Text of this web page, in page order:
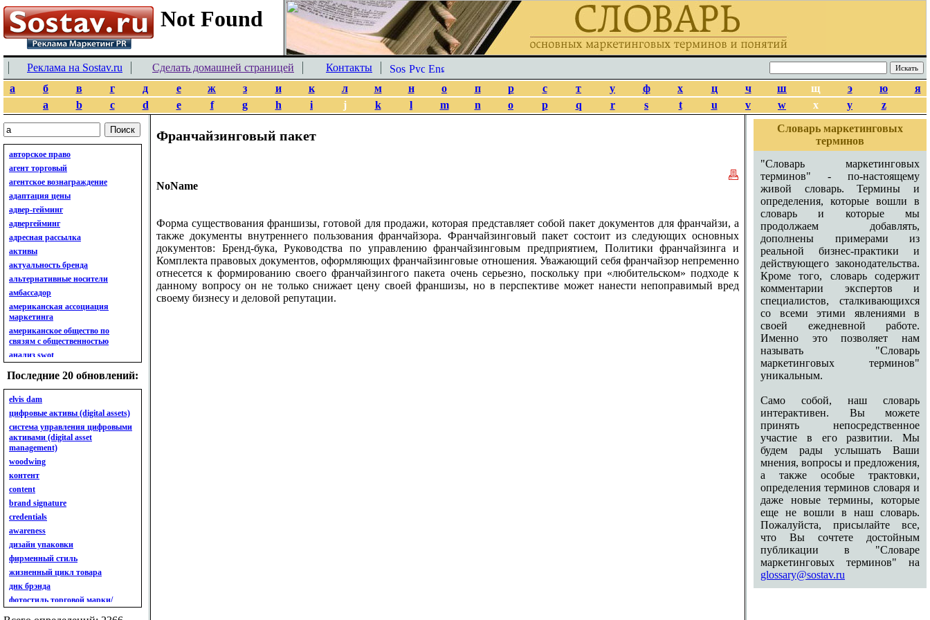
Реклама на Sostav.ru Сделать домашней страницей
Контакты
а
б в г д е ж з и к л м н о п р с т у ф х ц ч ш щ э ю
я
a
b c d e f g h i j k l m n o p q r s t u v w x y z
авторское право
агент торговый
агентское вознаграждение
адаптация цены
адвер-гейминг
адвергейминг
адресная рассылка
активы
актуальность бренда
альтернативные носители
амбассадор
американская ассоциация
маркетинга
американское общество по
связям с общественностью
анализ swot
анализ бизнес-портфеля
анализ имиджа
анализ кластерный
анализ конкурентов
анализ кросс-культурных
особенностей
анализ мак кинси «7s»
анализ макросистемы
анализ маркетинговый
анализ рынка
анализ ситуационный
анализ экспертный
индивидуальный
анкета
ассортимент
ассортимент товарный.
планирование товарного
ассортимента
ассортимент. глубина
Последние 20 обновлений:
elvis dam
цифровые активы (digital assets)
система управления цифровыми
активами (digital asset
management)
woodwing
контент
content
brand signature
credentials
awareness
дизайн упаковки
фирменный стиль
жизненный цикл товара
днк брэнда
фотостиль торговой марки/
линейки продукции
Франчайзинговый пакет
NoName
Форма существования франшизы, готовой для продажи, которая представляет собой пакет документов для франчайзи, а
также документы внутреннего пользования франчайзора. Франчайзинговый пакет состоит из следующих основных
документов: Бренд-бука, Руководства по управлению франчайзинговым предприятием, Политики франчайзинга и
Комплекта правовых документов, оформляющих франчайзинговые отношения. Уважающий себя франчайзор непременно
отнесется к формированию своего франчайзингого пакета очень серьезно, поскольку при «любительском» подходе к
данному вопросу он не только снижает цену своей франшизы, но в перспективе может нанести непоправимый вред
своему бизнесу и деловой репутации.
Словарь маркетинговых
терминов
"Словарь маркетинговых
терминов" - по-настоящему
живой словарь. Термины и
определения, которые вошли в
словарь и которые мы
продолжаем добавлять,
дополнены примерами из
реальной бизнес-практики и
действующего законодательства.
Кроме того, словарь содержит
комментарии экспертов и
специалистов, сталкивающихся
со всеми этими явлениями в
своей ежедневной работе.
Именно это позволяет нам
называть "Словарь
маркетинговых терминов"
уникальным.
Само собой, наш словарь
интерактивен. Вы можете
принять непосредственное
участие в его развитии. Мы
будем рады услышать Ваши
мнения, вопросы и предложения,
а также особые трактовки,
определения терминов словаря и
даже новые термины, которые
еще не вошли в наш словарь.
Пожалуйста, присылайте все,
что Вы сочтете достойным
публикации в "Словаре
маркетинговых терминов" на
glossary@sostav.ru